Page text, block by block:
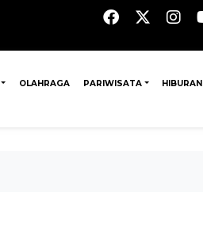
OLAHRAGA PARIWISATA HIBURAN